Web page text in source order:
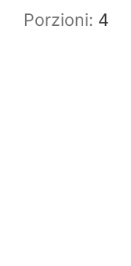
Porzioni: 4